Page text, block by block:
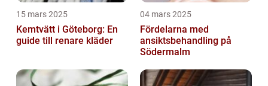
15 mars 2025
Kemtvätt i Göteborg: En
guide till renare kläder
04 mars 2025
Fördelarna med
ansiktsbehandling på
Södermalm